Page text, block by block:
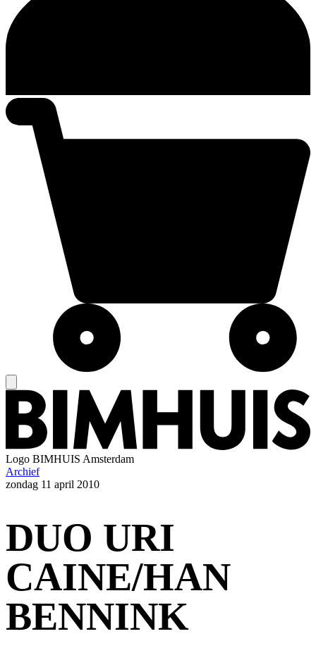
Logo BIMHUIS Amsterdam
Archief
zondag 11 april 2010
DUO URI
CAINE/HAN
BENNINK